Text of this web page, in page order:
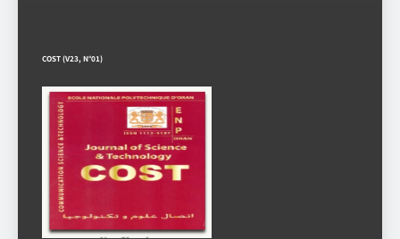
COST (V23, N°01)